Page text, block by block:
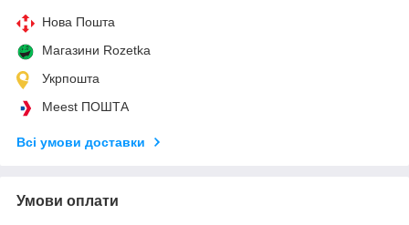
Нова Пошта
Магазини Rozetka
Укрпошта
Meest ПОШТА
Всі умови доставки
Умови оплати